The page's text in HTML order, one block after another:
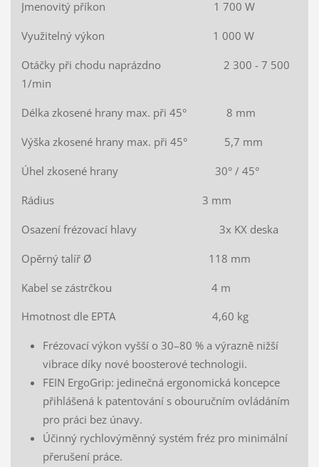
Jmenovitý příkon 1 700 W
Využitelný výkon 1 000 W
Otáčky při chodu naprázdno 2 300 - 7 500
1/min
Délka zkosené hrany max. při 45° 8 mm
Výška zkosené hrany max. při 45° 5,7 mm
Úhel zkosené hrany 30° / 45°
Rádius 3 mm
Osazení frézovací hlavy 3x KX deska
Opěrný talíř Ø 118 mm
Kabel se zástrčkou 4 m
Hmotnost dle EPTA 4,60 kg
Frézovací výkon vyšší o 30–80 % a výrazně nižší
vibrace díky nové boosterové technologii.
FEIN ErgoGrip: jedinečná ergonomická koncepce
přihlášená k patentování s obouručním ovládáním
pro práci bez únavy.
Účinný rychlovýměnný systém fréz pro minimální
přerušení práce.